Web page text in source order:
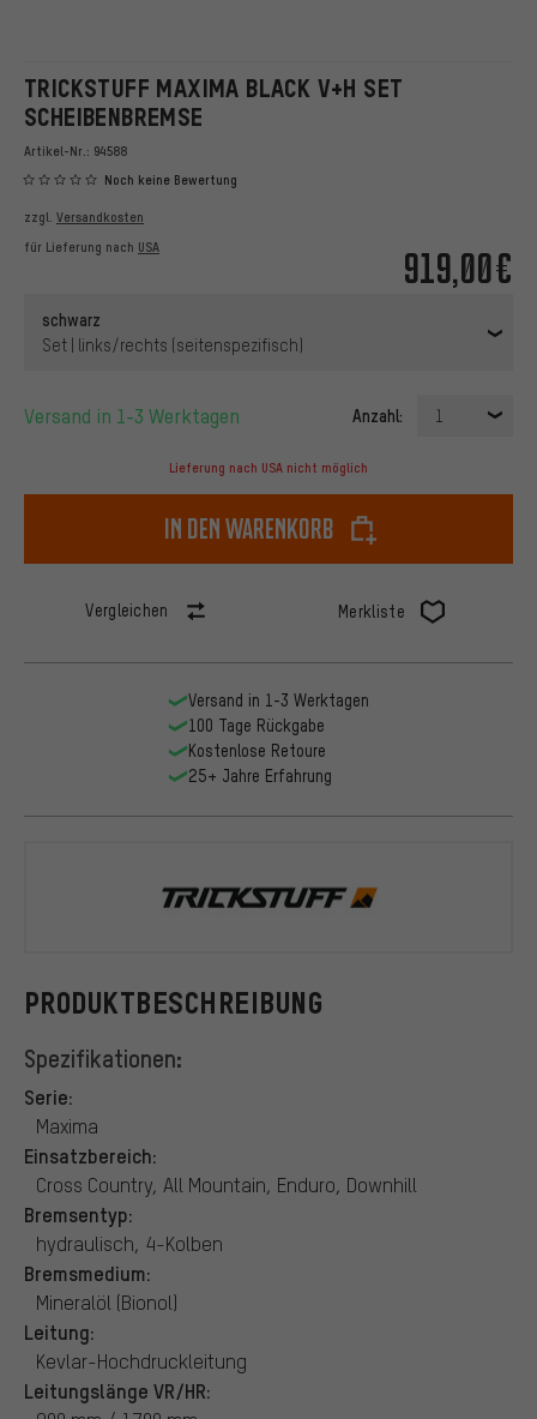
TRICKSTUFF MAXIMA BLACK V+H SET
SCHEIBENBREMSE
Artikel-Nr.: 94588
Noch keine Bewertung
919,00€
zzgl. Versandkosten
für Lieferung nach USA
schwarz
Set | links/rechts (seitenspezifisch)
Versand in 1-3 Werktagen Anzahl: 1
Lieferung nach USA nicht möglich
In den Warenkorb
Vergleichen Merkliste
PRODUKTBESCHREIBUNG
Spezifikationen:
Serie:
Maxima
Einsatzbereich:
Cross Country, All Mountain, Enduro, Downhill
Bremsentyp:
hydraulisch, 4-Kolben
Bremsmedium:
Mineralöl (Bionol)
Leitung:
Kevlar-Hochdruckleitung
Leitungslänge VR/HR:
Versand in 1-3 Werktagen
100 Tage Rückgabe
Kostenlose Retoure
25+ Jahre Erfahrung